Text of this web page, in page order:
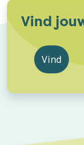
andere
Vind
Vind